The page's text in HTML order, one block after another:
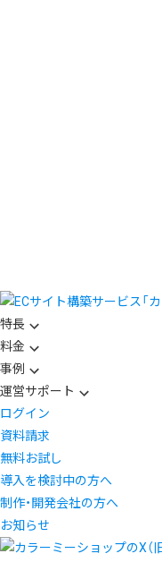
特長
料金
事例
運営サポート
ログイン
資料請求
無料お試し
導入を検討中の方へ
制作・開発会社の方へ
お知らせ